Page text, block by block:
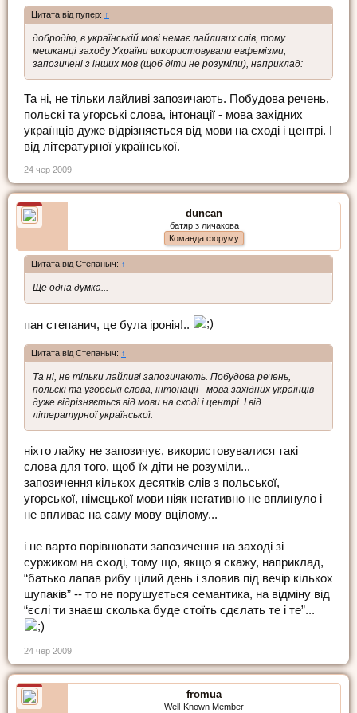
Цитата від пупер: ↑
добродію, в українській мові немає лайливих слів, тому
мешканці заходу України використовували евфемізми,
запозичені з інших мов (щоб діти не розуміли), наприклад:
Та ні, не тільки лайливі запозичають. Побудова речень,
польскі та угорські слова, інтонації - мова західних
українців дуже відрізняється від мови на сході і центрі. І
від літературної української.
24 чер 2009
duncan
батяр з личакова
Команда форуму
Цитата від Степаныч: ↑
Ще одна думка...
пан степанич, це була іронія!..
Цитата від Степаныч: ↑
Та ні, не тільки лайливі запозичають. Побудова речень,
польскі та угорські слова, інтонації - мова західних українців
дуже відрізняється від мови на сході і центрі. І від
літературної української.
ніхто лайку не запозичує, використовувалися такі
слова для того, щоб їх діти не розуміли...
запозичення кількох десятків слів з польської,
угорської, німецької мови ніяк негативно не вплинуло і
не впливає на саму мову вцілому...
і не варто порівнювати запозичення на заході зі
суржиком на сході, тому що, якщо я скажу, наприклад,
“батько лапав рибу цілий день і зловив під вечір кількох
щупаків” -- то не порушується семантика, на відміну від
“єслі ти знаєш сколька буде стоїть сдєлать те і те”...
24 чер 2009
fromua
Well-Known Member